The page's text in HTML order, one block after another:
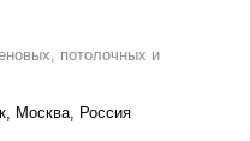
потолочных и
Москва, Россия